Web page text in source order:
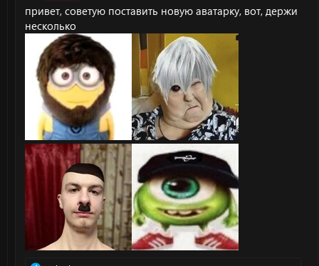
и
:
привет, советую поставить новую аватарку, вот, держи
несколько